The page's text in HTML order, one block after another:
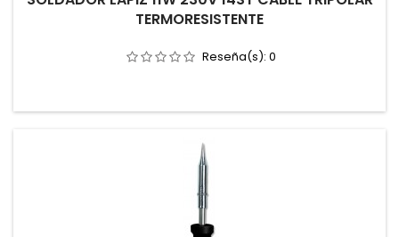
TERMORESISTENTE
Reseña(s): 0